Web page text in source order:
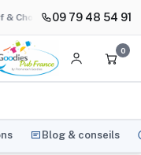
Pro BAT
09 79 48 54 91
0
Blog & conseils